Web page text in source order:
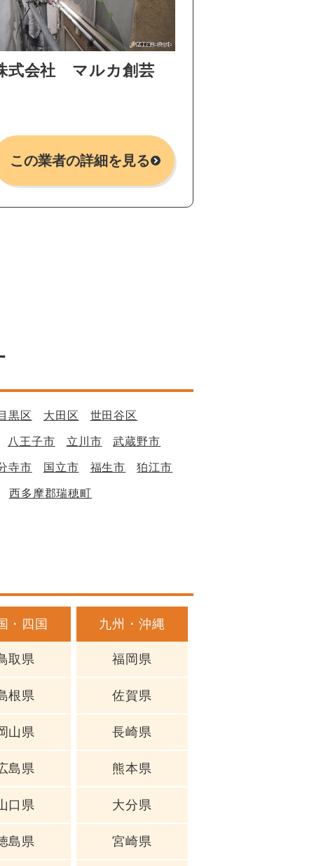
式会社 マルカ創芸
この業者の詳細を見る
黒区 大田区 世田谷区
八王子市 立川市 武蔵野市
寺市 国立市 福生市 狛江市
西多摩郡瑞穂町
・四国
取県
根県
山県
島県
口県
島県
九州・沖縄
福岡県
佐賀県
長崎県
熊本県
大分県
宮崎県